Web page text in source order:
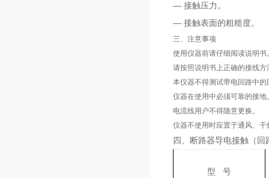
— 接触压力。
— 接触表面的粗糙度。
三、注意事项
使用仪器前请仔细阅读说明书
请按照说明书上正确的接线方
本仪器不得测试带电回路中的
仪器在使用中必须可靠的接地
电流线用户不得随意更换。
仪器不使用时应置于通风、
四、断路器导电接触（
型 号